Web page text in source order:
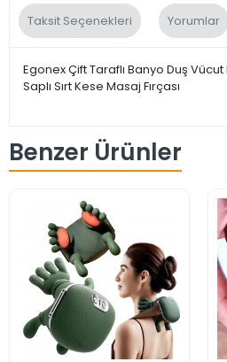
Taksit Seçenekleri Yorumlar
Egonex Çift Taraflı Banyo Duş Vücut
Saplı Sırt Kese Masaj Fırçası
Benzer Ürünler